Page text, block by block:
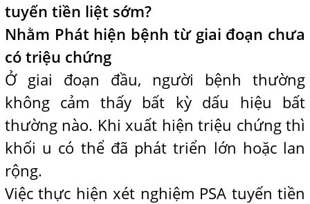
tuyến tiền liệt sớm?
Nhằm Phát hiện bệnh từ giai đoạn chưa
có triệu chứng
Ở giai đoạn đầu, người bệnh thường
không cảm thấy bất kỳ dấu hiệu bất
thường nào. Khi xuất hiện triệu chứng thì
khối u có thể đã phát triển lớn hoặc lan
rộng.
Việc thực hiện xét nghiệm PSA tuyến tiền